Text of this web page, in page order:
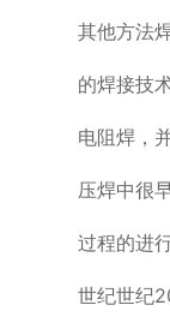
其他方法
的焊接技
电阻焊，
压焊中很
过程的进
世纪世纪